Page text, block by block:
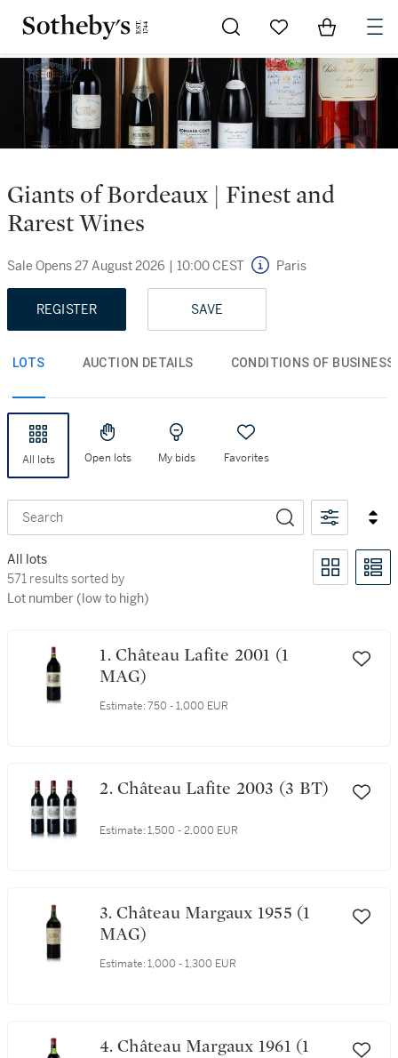
Go to My Favorites
Items in
Giants of Bordeaux | Finest and
Rarest Wines
Sale Opens27 August 2026 | 10:00 CEST Paris
REGISTER SAVE
LOTS AUCTION DETAILS CONDITIONS OF BUSINESS
All lots Open lots My bids Favorites
Search
All lots
571 results sorted by Lot number (low to high)
571 results sorted by
Lot number (low to high)
1. Château Lafite 2001 (1
MAG)
Estimate: 750 - 1,000 EUR
2. Château Lafite 2003 (3 BT)
Estimate: 1,500 - 2,000 EUR
3. Château Margaux 1955 (1
MAG)
Estimate: 1,000 - 1,300 EUR
4. Château Margaux 1961 (1